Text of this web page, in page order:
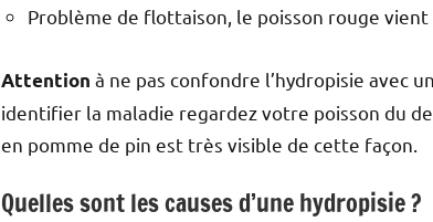
Problème de flottaison, le poisson rouge
Attention à ne pas confondre l’hydropisie avec
identifier la maladie regardez votre poisson du
en pomme de pin est très visible de cette façon.
Quelles sont les causes d’une hydropisie ?